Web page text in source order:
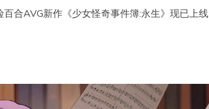
合AVG新作《少女怪奇事件簿:永生》现已上线